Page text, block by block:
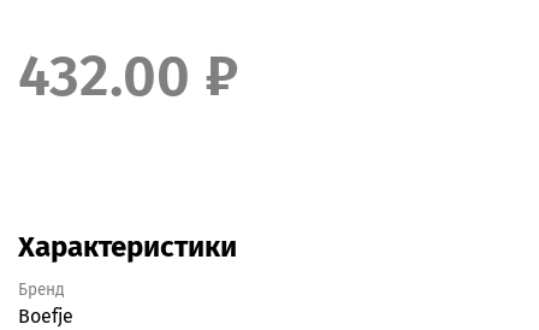
432.00 ₽
Характеристики
Бренд
Boefje